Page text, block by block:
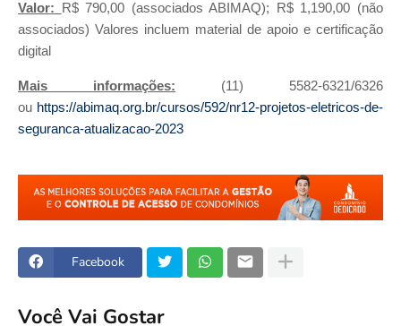
Valor:
R$ 790,00 (associados ABIMAQ); R$ 1,190,00 (não
associados) Valores incluem material de apoio e certificação
digital
Mais informações: (11) 5582-6321/6326
ou https://abimaq.org.br/cursos/592/nr12-projetos-eletricos-de-
seguranca-atualizacao-2023
Facebook
Você Vai Gostar